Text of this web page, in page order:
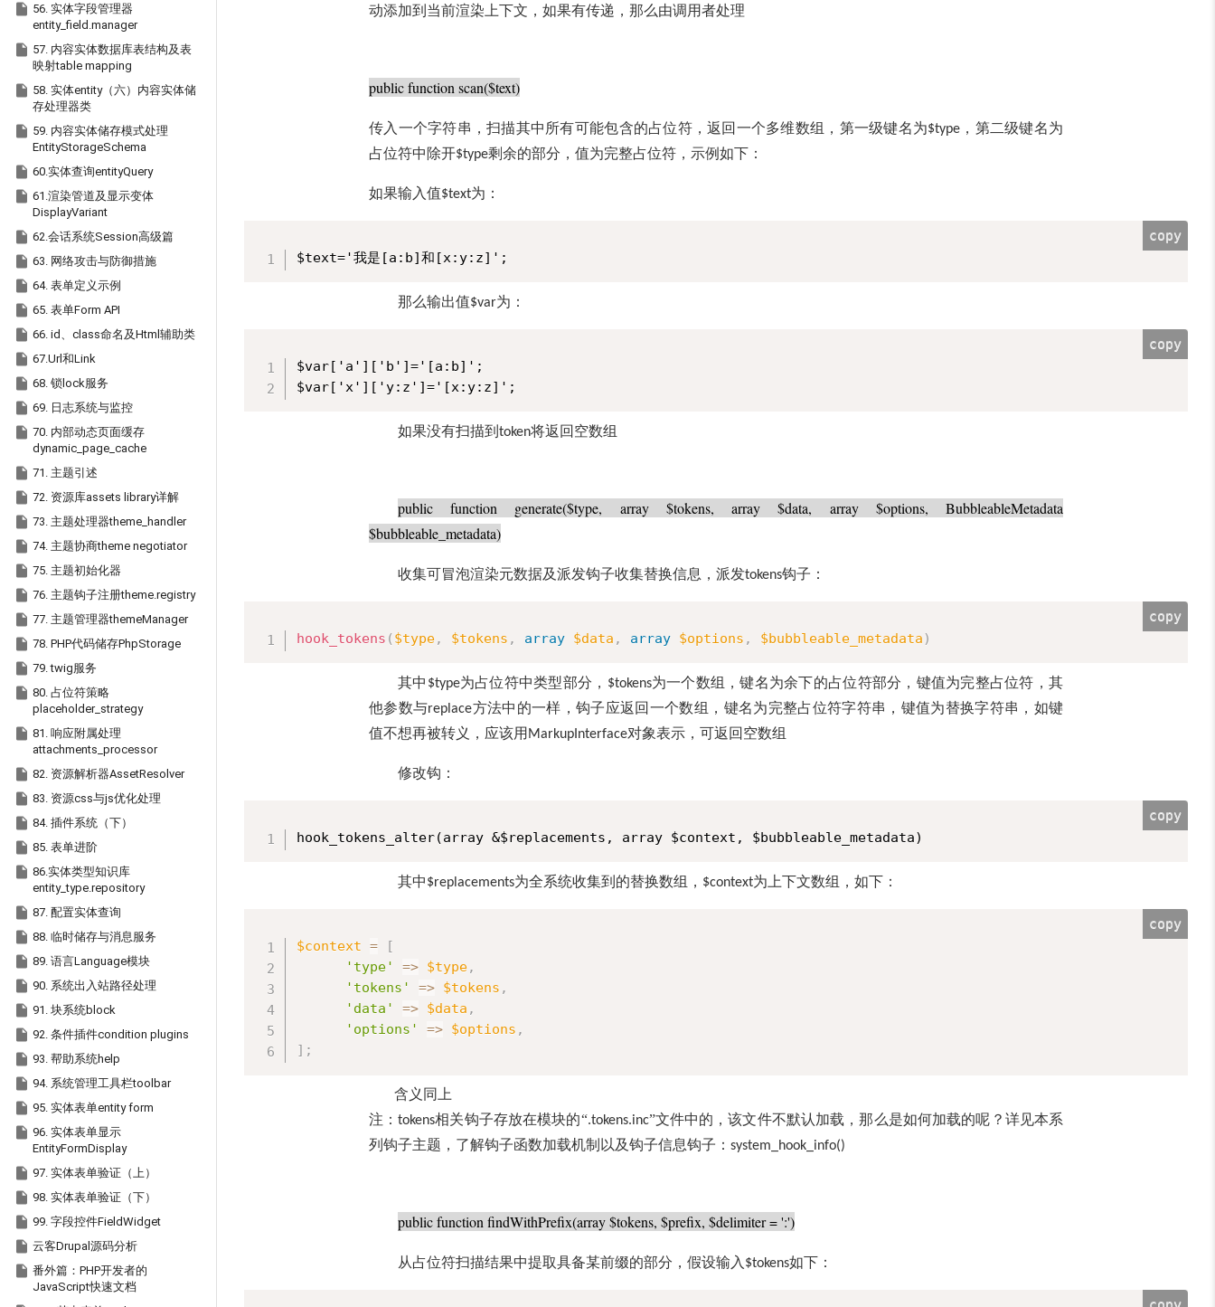
 56. 实体字段管理器
entity_field.manager
 57. 内容实体数据库表结构及表
映射table mapping
 58. 实体entity（六）内容实体储
存处理器类
 59. 内容实体储存模式处理
EntityStorageSchema
 60.实体查询entityQuery
 61.渲染管道及显示变体
DisplayVariant
 62.会话系统Session高级篇
 63. 网络攻击与防御措施
 64. 表单定义示例
 65. 表单Form API
 66. id、class命名及Html辅助类
 67.Url和Link
 68. 锁lock服务
 69. 日志系统与监控
 70. 内部动态页面缓存
dynamic_page_cache
 71. 主题引述
 72. 资源库assets library详解
 73. 主题处理器theme_handler
 74. 主题协商theme negotiator
 75. 主题初始化器
 76. 主题钩子注册theme.registry
 77. 主题管理器themeManager
 78. PHP代码储存PhpStorage
 79. twig服务
 80. 占位符策略
placeholder_strategy
 81. 响应附属处理
attachments_processor
 82. 资源解析器AssetResolver
 83. 资源css与js优化处理
 84. 插件系统（下）
 85. 表单进阶
 86.实体类型知识库
entity_type.repository
 87. 配置实体查询
 88. 临时储存与消息服务
 89. 语言Language模块
 90. 系统出入站路径处理
 91. 块系统block
 92. 条件插件condition plugins
 93. 帮助系统help
 94. 系统管理工具栏toolbar
 95. 实体表单entity form
 96. 实体表单显示
EntityFormDisplay
 97. 实体表单验证（上）
 98. 实体表单验证（下）
 99. 字段控件FieldWidget
 云客Drupal源码分析
 番外篇：PHP开发者的
JavaScript快速文档
动添加到当前渲染上下文，如果有传递，那么由调用者处理
public function scan($text)
传入一个字符串，扫描其中所有可能包含的占位符，返回一个多维数组，第一级键名为$type ，第二级键名为
占位符中除开$type剩余的部分，值为完整占位符，示例如下：
如果输入值$text为：
$text='我是[a:b]和[x:y:z]';
copy
那么输出值$var为：
$var['a']['b']='[a:b]';
copy
如果没有扫描到 token将返回空数组
public function generate($type, array $tokens, array $data, array $options, BubbleableMetadata
$bubbleable_metadata)
收集可冒泡渲染元数据及派发钩子收集替换信息，派发tokens钩子 ：
hook_tokens ( $type, $tokens , array $data , array $options , $bubbleable_metadata )
copy
其中 $type为占位符中类型部分， $tokens为一个数组，键名为余下的占位符部分，键值为完整占位符，其
他参数与replace方法中的一样，钩子应返回一个数组，键名为完整占位符字符串，键值为替换字符串，如键
值不想再被转义，应该用 MarkupInterface对象表示，可返回空数组
修改钩：
hook_tokens_alter(array &$replacements, array $context, $bubbleable_metadata)
copy
其中$replacements为全系统收集到的替换数组， $context为上下文数组，如下：
$context =
[
'type'
=> $type,
'tokens'
=> $tokens ,
'data'
=> $data ,
'options'
=> $options ,
] ;
copy
含义同上
注：tokens相关钩子存放在模块的“.tokens.inc”文件中的，该文件不默认加载，那么是如何加载的呢？详见本系
列钩子主题，了解钩子函数加载机制以及钩子信息钩子： system_hook_info()
public function findWithPrefix(array $tokens, $prefix, $delimiter = ':')
从占位符扫描结果中提取具备某前缀的部分，假设输入 $tokens如下：